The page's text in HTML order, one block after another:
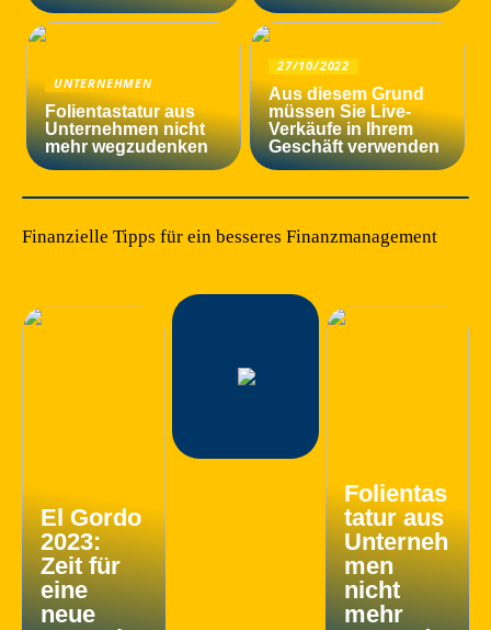
UNTERNEHMEN
Folientastatur aus
Unternehmen nicht
mehr wegzudenken
27/10/2022
Aus diesem Grund
müssen Sie Live-
Verkäufe in Ihrem
Geschäft verwenden
Finanzielle Tipps für ein besseres Finanzmanagement
El Gordo
2023:
Zeit für
eine
neue
Folientas
tatur aus
Unterneh
men
nicht
mehr